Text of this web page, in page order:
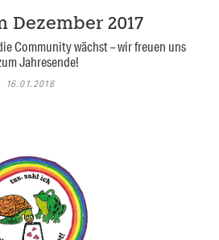
Dezember 2017
Community wächst – wir freuen uns
Jahresende!
16.01.2018